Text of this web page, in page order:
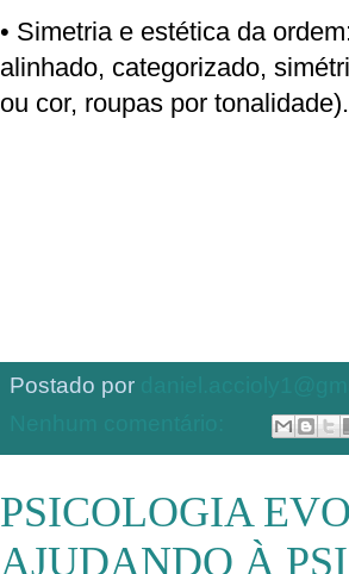
• Simetria e estética da
alinhado, categorizado,
ou cor, roupas por
Postado por
PSICOLOGIA
AJUDANDO À